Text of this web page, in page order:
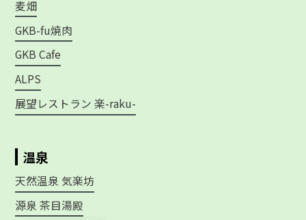
麦畑
GKB-fu焼肉
GKB Cafe
ALPS
展望レストラン 楽-raku-
温泉
天然温泉 気楽坊
源泉 茶目湯殿